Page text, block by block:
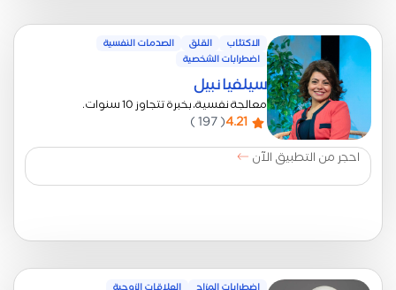
الاكتئاب القلق
الصدمات النفسية
اضطرابات الشخصية
سيلفيا نبيل
معالجة نفسية، بخبرة تتجاوز 10 سنوات.
4.21
( 197 )
احجر من التطبيق الآن
اضطرابات المزاج العلاقات الزوجية